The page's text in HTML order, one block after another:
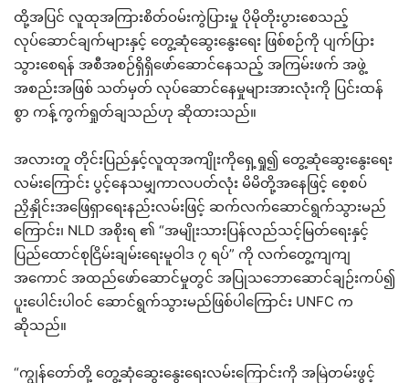
ထို့အပြင် လူထုအကြားစိတ်ဝမ်းကွဲပြားမှု ပိုမိုတိုးပွားစေသည့်
လုပ်ဆောင်ချက်များနှင့် တွေ့ဆုံဆွေးနွေးရေး ဖြစ်စဉ်ကို ပျက်ပြား
သွားစေရန် အစီအစဉ်ရှိရှိဖော်ဆောင်နေသည့် အကြမ်းဖက် အဖွဲ့
အစည်းအဖြစ် သတ်မှတ် လုပ်ဆောင်နေမှုများအားလုံးကို ပြင်းထန်
စွာ ကန့်ကွက်ရှုတ်ချသည်ဟု ဆိုထားသည်။
အလားတူ တိုင်းပြည်နှင့်လူထုအကျိုးကိုရှေ့ရှု၍ တွေ့ဆုံဆွေးနွေးရေး
လမ်းကြောင်း ပွင့်နေသမျှကာလပတ်လုံး မိမိတို့အနေဖြင့် စေ့စပ်
ညှိနှိုင်းအဖြေရှာရေးနည်းလမ်းဖြင့် ဆက်လက်ဆောင်ရွက်သွားမည်
ကြောင်း၊ NLD အစိုးရ ၏ “အမျိုးသားပြန်လည်သင့်မြတ်ရေးနှင့်
ပြည်ထောင်စုငြိမ်းချမ်းရေးမူဝါဒ ၇ ရပ်” ကို လက်တွေ့ကျကျ
အကောင် အထည်ဖော်ဆောင်မှုတွင် အပြုသဘောဆောင်ချဉ်းကပ်၍
ပူးပေါင်းပါဝင် ဆောင်ရွက်သွားမည်ဖြစ်ပါကြောင်း UNFC က
ဆိုသည်။
“ကျွန်တော်တို့ တွေ့ဆုံဆွေးနွေးရေးလမ်းကြောင်းကို အမြဲတမ်းဖွင့်